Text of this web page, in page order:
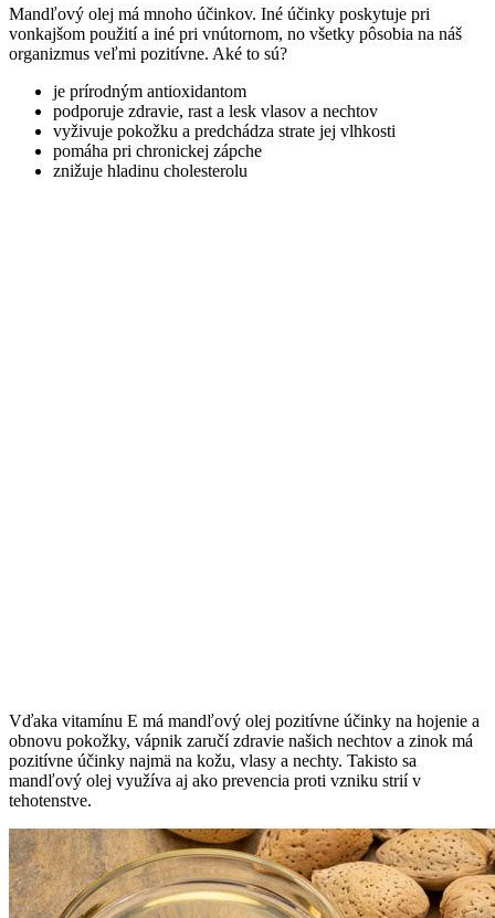
Mandľový olej má mnoho účinkov. Iné účinky poskytuje pri
vonkajšom použití a iné pri vnútornom, no všetky pôsobia na náš
organizmus veľmi pozitívne. Aké to sú?
je prírodným antioxidantom
podporuje zdravie, rast a lesk vlasov a nechtov
vyživuje pokožku a predchádza strate jej vlhkosti
pomáha pri chronickej zápche
znižuje hladinu cholesterolu
Vďaka vitamínu E má mandľový olej pozitívne účinky na hojenie a
obnovu pokožky, vápnik zaručí zdravie našich nechtov a zinok má
pozitívne účinky najmä na kožu, vlasy a nechty. Takisto sa
mandľový olej využíva aj ako prevencia proti vzniku strií v
tehotenstve.